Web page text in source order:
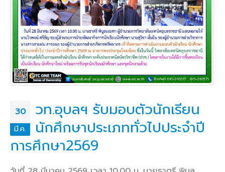
30
มี.ค.
วท.อุบลฯ รับมอบตัวนักเรียน
นักศึกษาประเภททั่วไปประจำปี
การศึกษา2569